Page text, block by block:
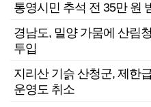
통영시민 추석 전 35만 원
경남도, 밀양 가뭄에 산림
투입
지리산 기슭 산청군, 제한
운영도 취소